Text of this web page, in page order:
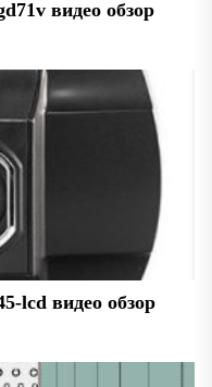
видео обзор
lcd видео обзор